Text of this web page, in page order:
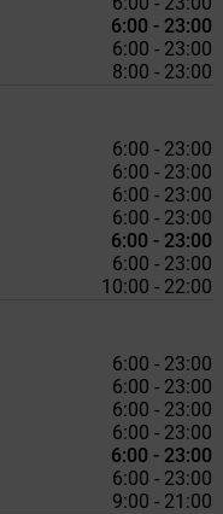
6:00 - 23:00
6:00 - 23:00
8:00 - 23:00
6:00 - 23:00
6:00 - 23:00
6:00 - 23:00
6:00 - 23:00
6:00 - 23:00
6:00 - 23:00
10:00 - 22:00
6:00 - 23:00
6:00 - 23:00
6:00 - 23:00
6:00 - 23:00
6:00 - 23:00
6:00 - 23:00
9:00 - 21:00